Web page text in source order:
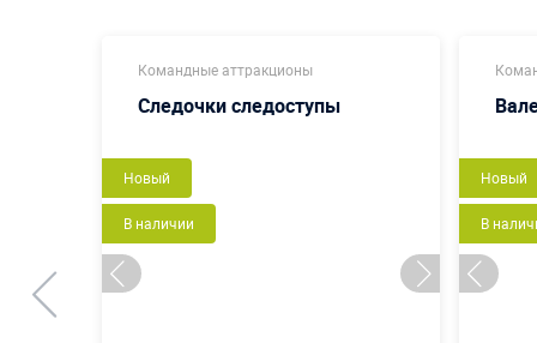
Командные аттракционы
Следочки следоступы
Новый
В наличии
Новый
В